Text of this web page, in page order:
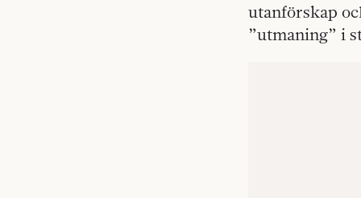
utanförskap
”utmaning” i